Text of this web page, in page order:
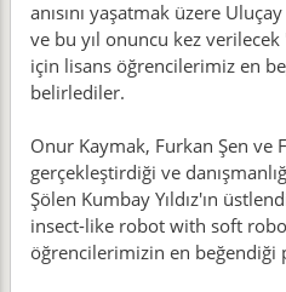
anısını yaşatmak üzere
ve bu yıl onuncu kez
için lisans öğrencilerimiz en
belirlediler.
Onur Kaymak, Furkan Şen ve
gerçekleştirdiği ve
Şölen Kumbay Yıldız'ın
insect-like robot with soft
öğrencilerimizin en beğendiği